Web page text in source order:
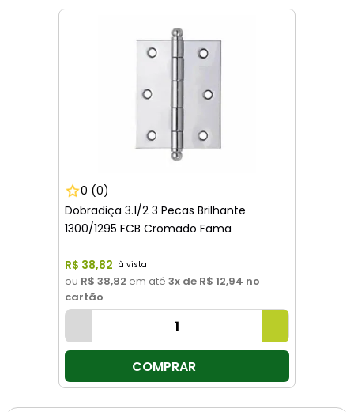
0 (0)
Dobradiça 3.1/2 3 Pecas Brilhante
1300/1295 FCB Cromado Fama
R$ 38,82
ou R$ 38,82 em até 3x de R$ 12,94 no
cartão
COMPRAR